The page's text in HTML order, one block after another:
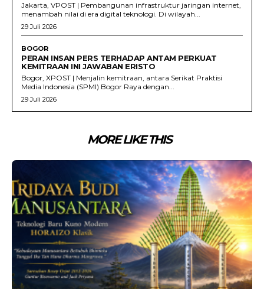
Jakarta, VPOST | Pembangunan infrastruktur jaringan internet,
menambah nilai di era digital teknologi. Di wilayah...
29 Juli 2026
BOGOR
PERAN INSAN PERS TERHADAP ANTAM PERKUAT
KEMITRAAN INI JAWABAN ERISTO
Bogor, XPOST | Menjalin kemitraan, antara Serikat Praktisi
Media Indonesia (SPMI) Bogor Raya dengan...
29 Juli 2026
MORE LIKE THIS